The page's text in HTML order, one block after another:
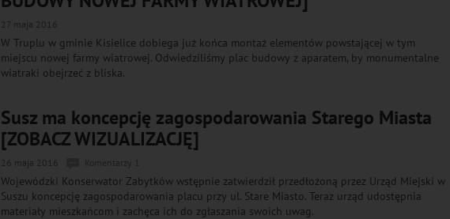
27 maja 2016
W Truplu w gminie Kisielice dobiega już końca montaż elementów powstającej w tym
miejscu nowej farmy wiatrowej. Odwiedziliśmy plac budowy z aparatem, by monumentalne
wiatraki obejrzeć z bliska.
Susz ma koncepcję zagospodarowania Starego Miasta
[ZOBACZ WIZUALIZACJĘ]
26 maja 2016
Wojewódzki Konserwator Zabytków wstępnie zatwierdził przedłożoną przez Urząd Miejski w
Suszu koncepcję zagospodarowania placu przy ul. Stare Miasto. Teraz urząd udostępnia
materiały mieszkańcom i zachęca ich do zgłaszania swoich uwag.